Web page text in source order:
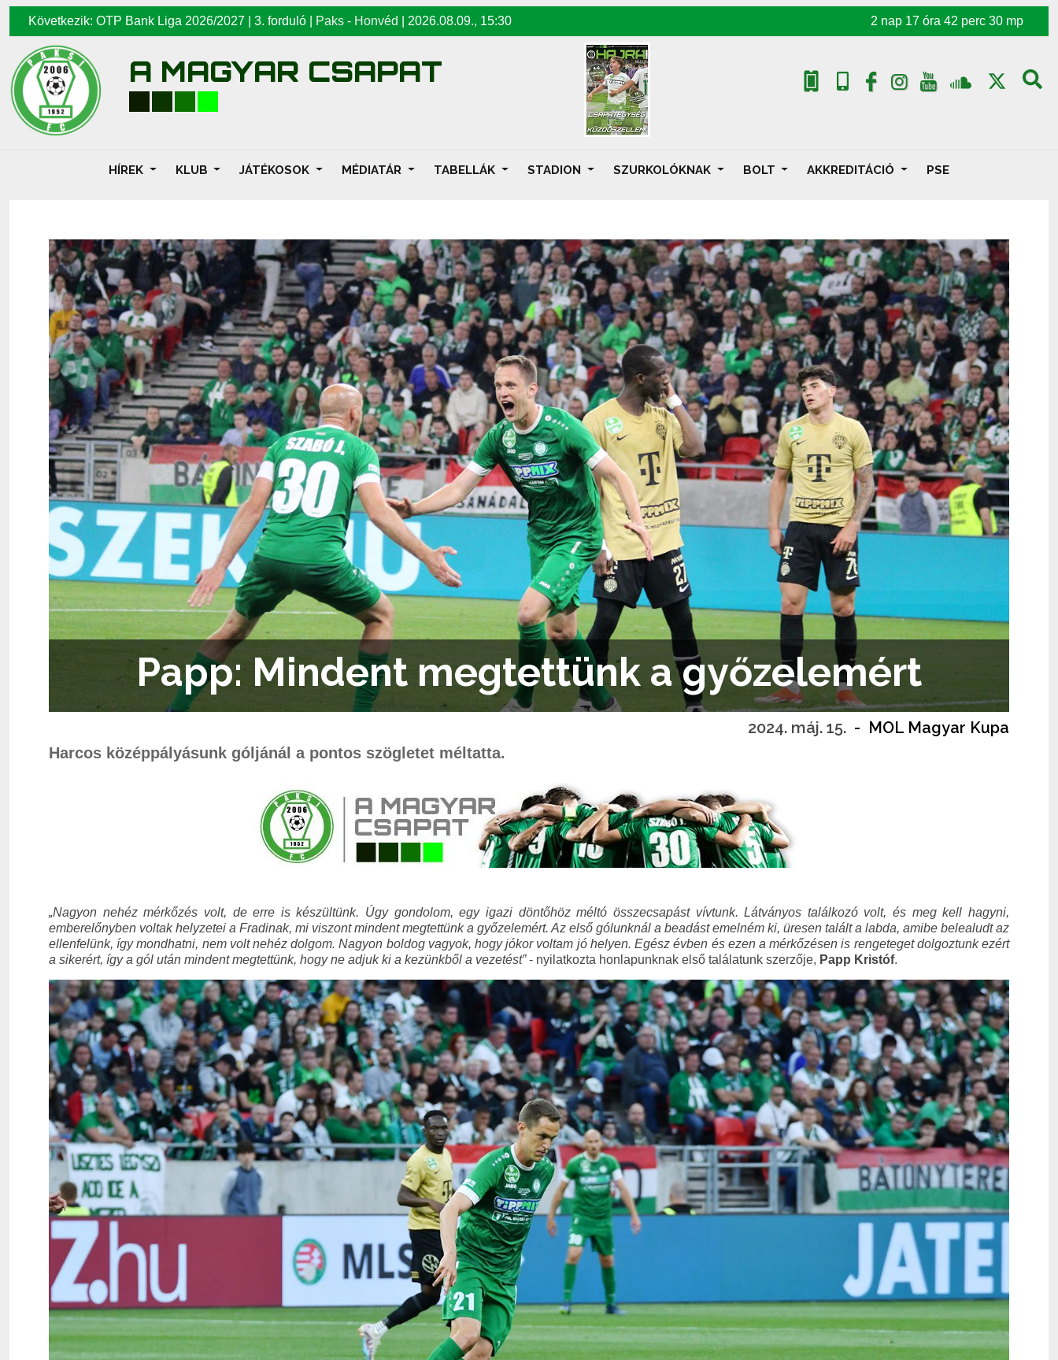
Következik: OTP Bank Liga 2026/2027 | 3. forduló | Paks - Honvéd 2026.08.09., 15:30 2 nap 17 óra 42 perc 28 mp
A MAGYAR CSAPAT
HÍREK KLUB JÁTÉKOSOK MÉDIATÁR TABELLÁK STADION SZURKOLÓKNAK BOLT AKKREDITÁCIÓ PSE
Papp: Mindent megtettünk a győzelemért
2024. máj. 15. - MOL Magyar Kupa
Harcos középpályásunk góljánál a pontos szögletet méltatta.
„Nagyon nehéz mérkőzés volt, de erre is készültünk. Úgy gondolom, egy igazi döntőhöz méltó összecsapást vívtunk. Látványos találkozó volt, és meg kell hagyni,
emberelőnyben voltak helyzetei a Fradinak, mi viszont mindent megtettünk a győzelemért. Az első gólunknál a beadást emelném ki, üresen talált a labda, amibe belealudt az
ellenfelünk, így mondhatni, nem volt nehéz dolgom. Nagyon boldog vagyok, hogy jókor voltam jó helyen. Egész évben és ezen a mérkőzésen is rengeteget dolgoztunk ezért
a sikerért, így a gól után mindent megtettünk, hogy ne adjuk ki a kezünkből a vezetést”- nyilatkozta honlapunknak első találatunk szerzője, Papp Kristóf.